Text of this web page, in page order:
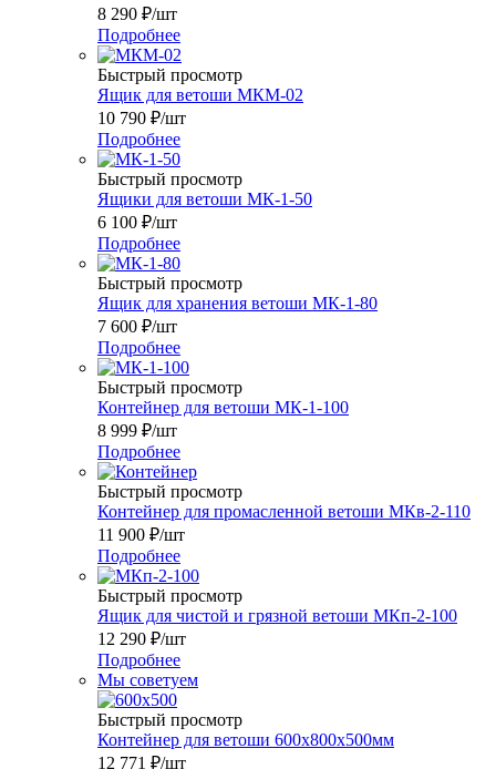
8 290 ₽/шт
Подробнее
Быстрый просмотр
Ящик для ветоши МКМ-02
10 790 ₽/шт
Подробнее
Быстрый просмотр
Ящики для ветоши МК-1-50
6 100 ₽/шт
Подробнее
Быстрый просмотр
Ящик для хранения ветоши МК-1-80
7 600 ₽/шт
Подробнее
Быстрый просмотр
Контейнер для ветоши МК-1-100
8 999 ₽/шт
Подробнее
Быстрый просмотр
Контейнер для промасленной ветоши МКв-2-110
11 900 ₽/шт
Подробнее
Быстрый просмотр
Ящик для чистой и грязной ветоши МКп-2-100
12 290 ₽/шт
Подробнее
Мы советуем
Быстрый просмотр
Контейнер для ветоши 600х800х500мм
12 771 ₽/шт